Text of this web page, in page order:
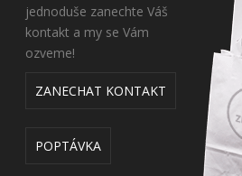
jednoduše zanechte Váš
kontakt a my se Vám
ozveme!
ZANECHAT KONTAKT
POPTÁVKA